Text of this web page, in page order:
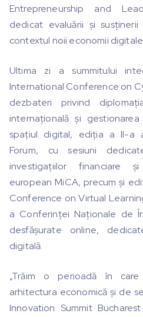
Entrepreneurship and
dedicat evaluării și
contextul noii economii
Ultima zi a summitului
International Conference on
dezbateri privind
internațională și
spațiul digital, ediția a II-a
Forum, cu sesiuni
investigațiilor financiare
european MiCA, precum și
Conference on Virtual
a Conferinței Naționale de
desfășurate online,
digitală.
„Trăim o perioadă în
arhitectura economică și de
Innovation Summit